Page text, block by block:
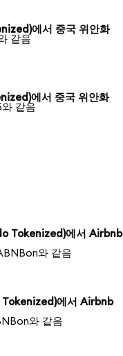
에서 중국 위안화
같음
에서 중국 위안화
같음
Tokenized)에서 Airbnb
와 같음
에서 Airbnb
와 같음